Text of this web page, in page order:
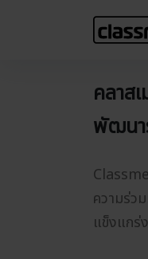
คลาส
พัฒนา
ความร่ว
แข็งแกร่